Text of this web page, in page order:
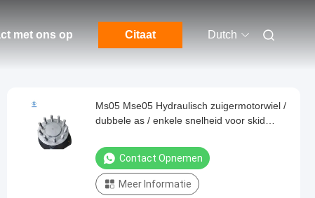
met ons op Citaat Dutch
Ms05 Mse05 Hydraulisch zuigermotorwiel /
dubbele as / enkele snelheid voor skid
Contact Opnemen
Meer Informatie